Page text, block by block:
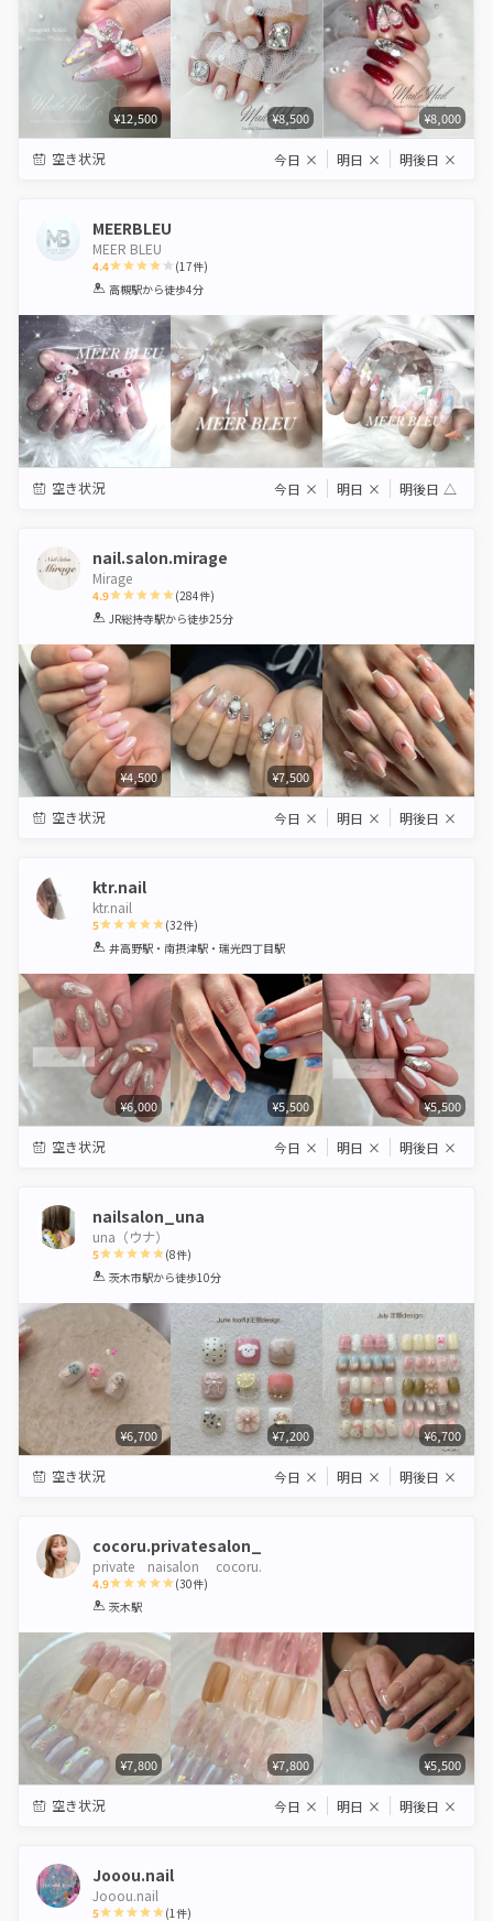
¥12,500 ¥8,500 ¥8,000
空き状況 今日 × 明日 × 明後日 ×
MEERBLEU
MEER BLEU
4.4
1 2 3 4 5
(17件)
高槻駅から徒歩4分
空き状況 今日 × 明日 × 明後日 △
nail.salon.mirage
Mirage
4.9
1 2 3 4 5
(284件)
JR総持寺駅から徒歩25分
¥4,500 ¥7,500
空き状況 今日 × 明日 × 明後日 ×
ktr.nail
ktr.nail
5
1 2 3 4 5
(32件)
井高野駅・南摂津駅・瑞光四丁目駅
¥6,000 ¥5,500 ¥5,500
空き状況 今日 × 明日 × 明後日 ×
nailsalon_una
una（ウナ）
5
1 2 3 4 5
(8件)
茨木市駅から徒歩10分
¥6,700 ¥7,200 ¥6,700
空き状況 今日 × 明日 × 明後日 ×
cocoru.privatesalon_
private naisalon cocoru.
4.9
1 2 3
(30件)
茨木駅
¥7,800 ¥7,800 ¥5,500
空き状況 今日 × 明日 × 明後日 ×
Jooou.nail
Jooou.nail
5 (1件)